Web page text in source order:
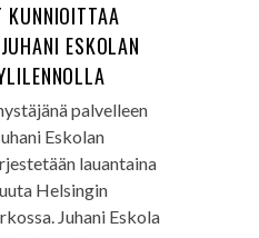
KUNNIOITTAA
ESKOLAN
palvelleen
Eskolan
lauantaina
Helsingin
Juhani Eskola